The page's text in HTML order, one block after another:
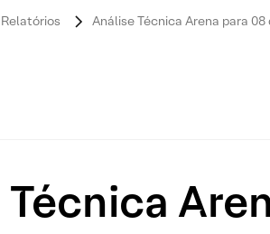
Relatórios Análise Técnica Arena para 08